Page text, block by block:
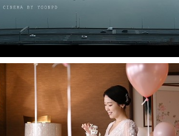
롯데호텔 도림-인스타1분영상